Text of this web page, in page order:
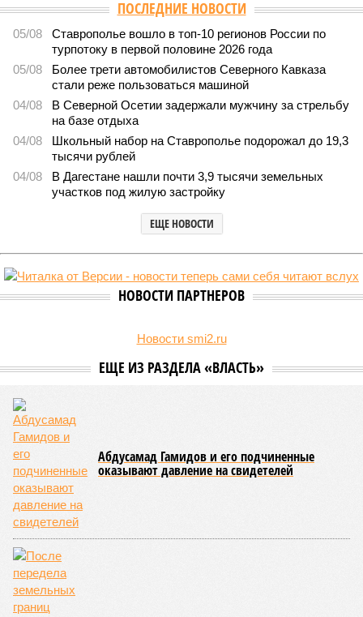
Версия //Общество //
Кабардино-Балкария и Северная Осетия попали в
топ-5 антирейтинга по детской преступности
Кабардино-Балкария и Северная Осетия попали в топ-5
антирейтинга по детской преступности
Тревожная статистика
детской преступности (фото: pixabay.com/fsHH)
Две республики Северного Кавказа продемонстрировали
существенный рост детской преступности по итогам первого
полугодия 2026-го.
месяцев текущего года было зафиксировано 58
деяния, что превышает показатель за аналогичный период
всего 16 человек.
В соседней Северной Осетии число подростков-
правонарушителей подскочило с 10 до 17. Обе
северокавказские республики в итоге оказались в первой
пятёрке общероссийского антирейтинга.
Эти данныеприводит
Министерства внутренних дел Российской Федерации.
В масштабах всей страны картина также выглядит
тревожно: за первое полугодие общее количество
несовершеннолетних преступников увеличилось по
сравнению с аналогичным периодом минувшего года на 945